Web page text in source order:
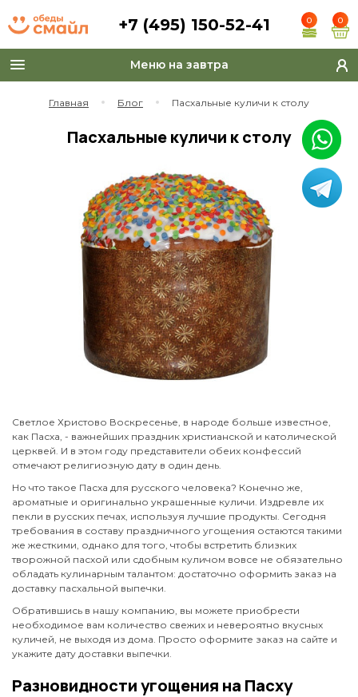
+7 (495) 150-52-41 0 0
Toggle
navigation
Меню на завтра
Главная Блог Пасхальные куличи к столу
Пасхальные куличи к столу
Светлое Христово Воскресенье, в народе больше известное,
как Пасха, - важнейших праздник христианской и католической
церквей. И в этом году представители обеих конфессий
отмечают религиозную дату в один день.
Но что такое Пасха для русского человека? Конечно же,
ароматные и оригинально украшенные куличи. Издревле их
пекли в русских печах, используя лучшие продукты. Сегодня
требования в составу праздничного угощения остаются такими
же жесткими, однако для того, чтобы встретить близких
творожной пасхой или сдобным куличом вовсе не обязательно
обладать кулинарным талантом: достаточно оформить заказ на
доставку пасхальной выпечки.
Обратившись в нашу компанию, вы можете приобрести
необходимое вам количество свежих и невероятно вкусных
куличей, не выходя из дома. Просто оформите заказ на сайте и
укажите дату доставки выпечки.
Разновидности угощения на Пасху